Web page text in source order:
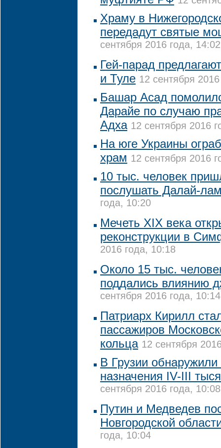
Храму в
передадут святые
сентября 2016 года, 14:02
Гей-парад
и Туле 12 сентября
Башар Асад
Дарайе по случаю
Адха 12 сентября 2016
На юге Украины
храм 12 сентября 2016
10 тыс. человек
послушать Далай-
года, 10:20
Мечеть XIX века
реконструкции в
2016 года, 10:18
Около 15 тыс.
поддались влиянию
сентября 2016 года, 10:14
Патриарх Кирилл
пассажиров
кольца 12 сентября
В Грузии обнаружили
назначения IV-III
сентября 2016 года, 10:08
Путин и Медведев
Новгородской
года, 10:04